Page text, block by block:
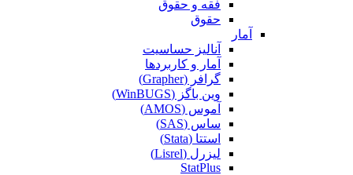
فقه و حقوق
حقوق
آمار
آنالیز حساسیت
آمار و کاربردها
گرافر (Grapher)
وین باگز (WinBUGS)
آموس (AMOS)
ساس (SAS)
استتا (Stata)
لیزرل (Lisrel)
StatPlus